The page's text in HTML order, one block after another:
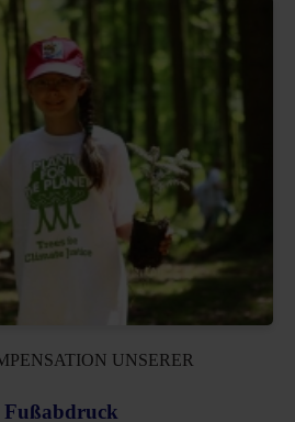
UNSERER
Fußabdruck